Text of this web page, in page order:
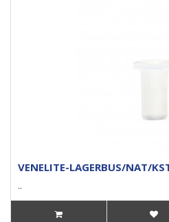
VENELITE-LAGERBUS/NAT/
..